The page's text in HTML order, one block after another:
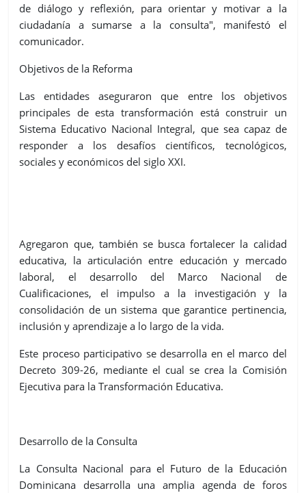
de diálogo y reflexión, para orientar y motivar a la
ciudadanía a sumarse a la consulta", manifestó el
comunicador.
Objetivos de la Reforma
Las entidades aseguraron que entre los objetivos
principales de esta transformación está construir un
Sistema Educativo Nacional Integral, que sea capaz de
responder a los desafíos científicos, tecnológicos,
sociales y económicos del siglo XXI.
Agregaron que, también se busca fortalecer la calidad
educativa, la articulación entre educación y mercado
laboral, el desarrollo del Marco Nacional de
Cualificaciones, el impulso a la investigación y la
consolidación de un sistema que garantice pertinencia,
inclusión y aprendizaje a lo largo de la vida.
Este proceso participativo se desarrolla en el marco del
Decreto 309-26, mediante el cual se crea la Comisión
Ejecutiva para la Transformación Educativa.
Desarrollo de la Consulta
La Consulta Nacional para el Futuro de la Educación
Dominicana desarrollauna amplia agenda de foros